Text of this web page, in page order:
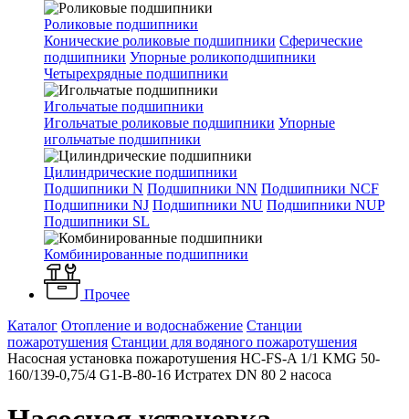
Роликовые подшипники
Конические роликовые подшипники Сферические
подшипники Упорные роликоподшипники
Четырехрядные подшипники
Игольчатые подшипники
Игольчатые роликовые подшипники Упорные
игольчатые подшипники
Цилиндрические подшипники
Подшипники N Подшипники NN Подшипники NCF
Подшипники NJ Подшипники NU Подшипники NUP
Подшипники SL
Комбинированные подшипники
Прочее
Каталог Отопление и водоснабжение Станции
пожаротушения Станции для водяного пожаротушения
Насосная установка пожаротушения HC-FS-A 1/1 KMG 50-
160/139-0,75/4 G1-B-80-16 Истратех DN 80 2 насоса